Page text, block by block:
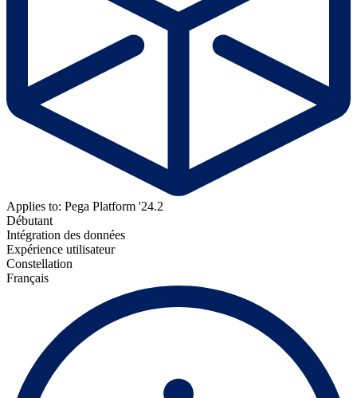
Applies to: Pega Platform '24.2
Débutant
Intégration des données
Expérience utilisateur
Constellation
Français